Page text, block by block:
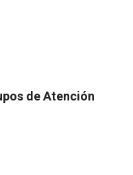
de Atención